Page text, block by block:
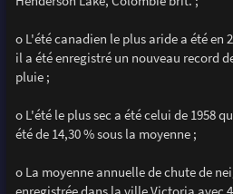
o L'été canadien le plus aride a été en
il a été enregistré un nouveau record
pluie ;
o L'été le plus sec a été celui de 1958
été de 14,30 % sous la moyenne ;
o La moyenne annuelle de chute de